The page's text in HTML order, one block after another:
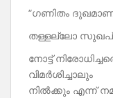
“ഗണിതം
തള്ളല്ലോ
നോട്ട്
നിൽക്കും എന്ന്